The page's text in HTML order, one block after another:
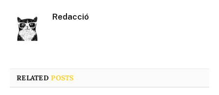
Redacció
RELATEDPOSTS